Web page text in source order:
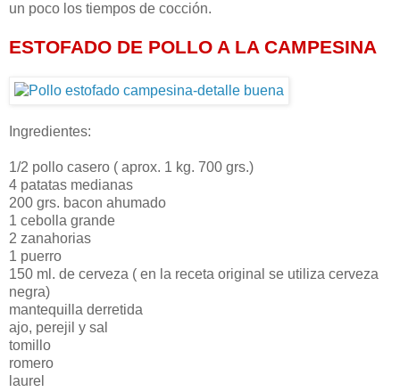
un poco los tiempos de cocción.
ESTOFADO DE POLLO A LA CAMPESINA
Ingredientes:
1/2 pollo casero ( aprox. 1 kg. 700 grs.)
4 patatas medianas
200 grs. bacon ahumado
1 cebolla grande
2 zanahorias
1 puerro
150 ml. de cerveza ( en la receta original se utiliza cerveza
negra)
mantequilla derretida
ajo, perejil y sal
tomillo
romero
laurel